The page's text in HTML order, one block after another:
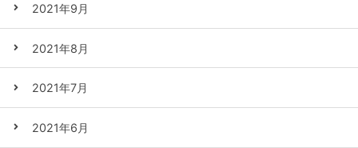
2021年9月
2021年8月
2021年7月
2021年6月